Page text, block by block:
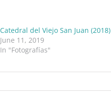
Catedral del Viejo San Juan (2018)
June 11, 2019
In "Fotografías"